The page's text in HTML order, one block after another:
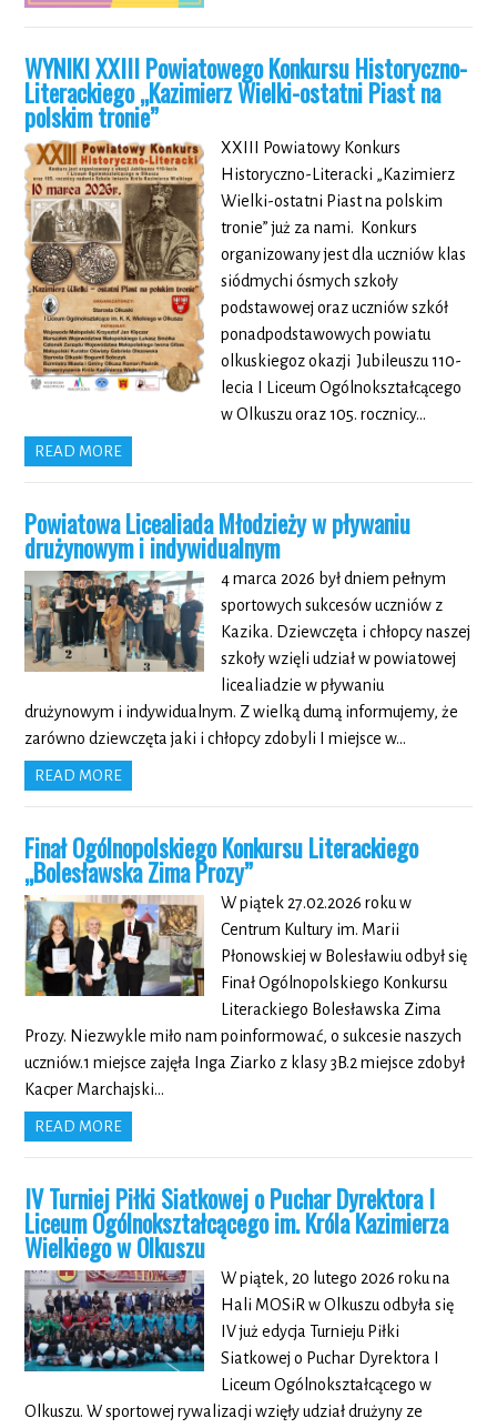
WYNIKI XXIII Powiatowego Konkursu Historyczno-
Literackiego „Kazimierz Wielki-ostatni Piast na
polskim tronie”
XXIII Powiatowy Konkurs
Historyczno-Literacki „Kazimierz
Wielki-ostatni Piast na polskim
tronie” już za nami. Konkurs
organizowany jest dla uczniów klas
siódmychi ósmych szkoły
podstawowej oraz uczniów szkół
ponadpodstawowych powiatu
olkuskiegoz okazji Jubileuszu 110-
lecia I Liceum Ogólnokształcącego
w Olkuszu oraz 105. rocznicy…
READ MORE
Powiatowa Licealiada Młodzieży w pływaniu
drużynowym i indywidualnym
4 marca 2026 był dniem pełnym
sportowych sukcesów uczniów z
Kazika. Dziewczęta i chłopcy naszej
szkoły wzięli udział w powiatowej
licealiadzie w pływaniu
drużynowym i indywidualnym. Z wielką dumą informujemy, że
zarówno dziewczęta jaki i chłopcy zdobyli I miejsce w…
READ MORE
Finał Ogólnopolskiego Konkursu Literackiego
„Bolesławska Zima Prozy”
W piątek 27.02.2026 roku w
Centrum Kultury im. Marii
Płonowskiej w Bolesławiu odbył się
Finał Ogólnopolskiego Konkursu
Literackiego Bolesławska Zima
Prozy. Niezwykle miło nam poinformować, o sukcesie naszych
uczniów.1 miejsce zajęła Inga Ziarko z klasy 3B.2 miejsce zdobył
Kacper Marchajski…
READ MORE
IV Turniej Piłki Siatkowej o Puchar Dyrektora I
Liceum Ogólnokształcącego im. Króla Kazimierza
Wielkiego w Olkuszu
W piątek, 20 lutego 2026 roku na
Hali MOSiR w Olkuszu odbyła się
IV już edycja Turnieju Piłki
Siatkowej o Puchar Dyrektora I
Liceum Ogólnokształcącego w
Olkuszu. W sportowej rywalizacji wzięły udział drużyny ze